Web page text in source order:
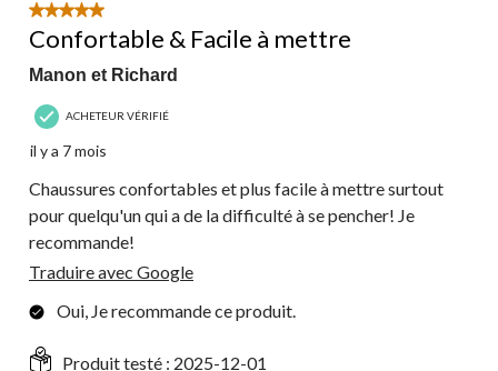
5 étoile(s) sur 5.
Confortable & Facile à mettre
Manon et Richard
ACHETEUR VÉRIFIÉ
il y a 7 mois
Chaussures confortables et plus facile à mettre surtout
pour quelqu'un qui a de la difficulté à se pencher! Je
recommande!
Traduire avec Google
Oui, Je recommande ce produit.
Produit testé : 2025-12-01